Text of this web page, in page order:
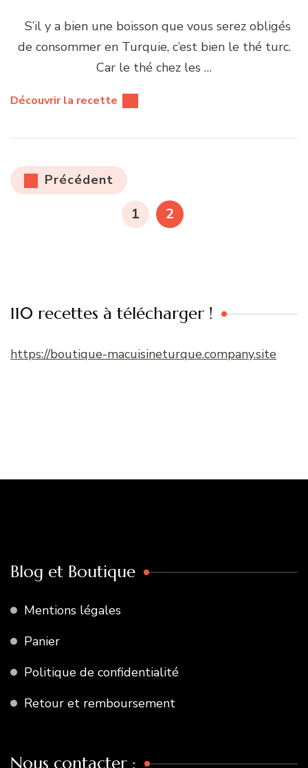
S’il y a bien une boisson que vous serez obligés
de consommer en Turquie, c’est bien le thé turc.
Car le thé chez les …
Découvrir la recette
Pagination
des
Précédent
PAGE
1 PAGE
2
110 recettes à télécharger !
https://boutique-macuisineturque.company.site
Blog et Boutique
Mentions légales
Panier
Politique de confidentialité
Retour et remboursement
Nous contacter :